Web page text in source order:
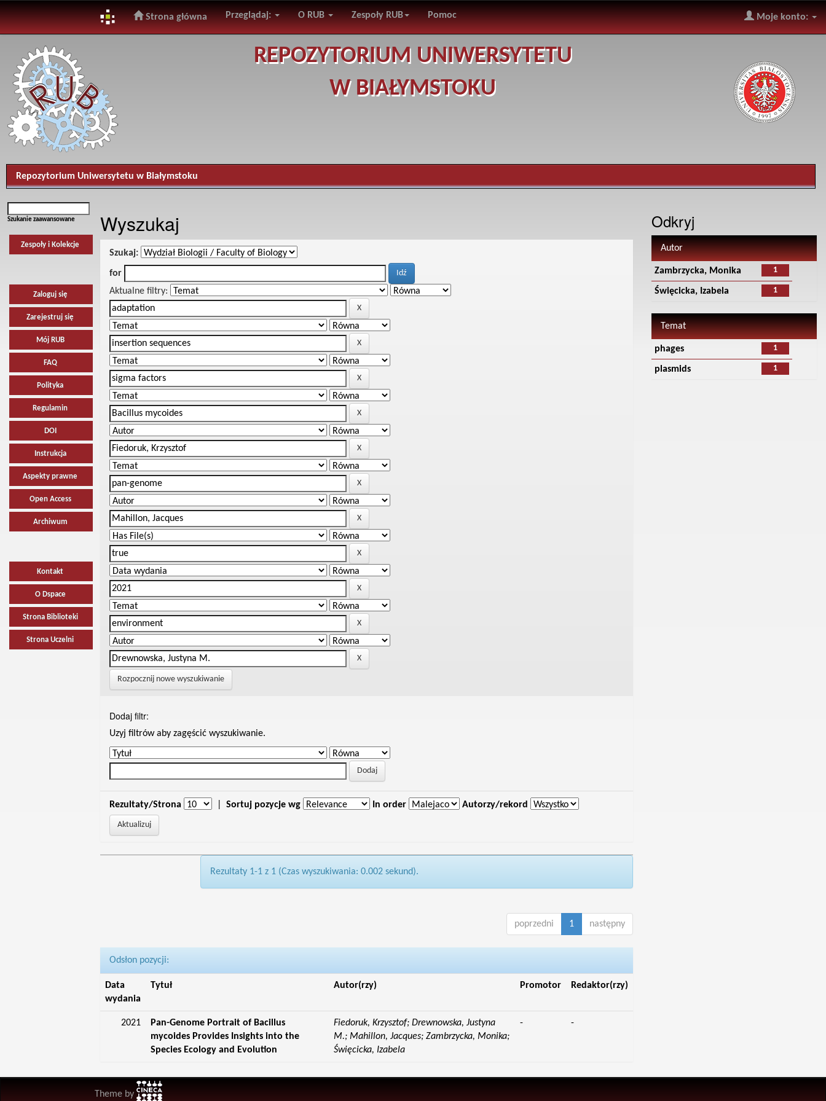
navigation
Strona główna Przeglądaj: O RUB Zespoły RUB Pomoc Moje konto:
REPOZYTORIUM UNIWERSYTETU
W BIAŁYMSTOKU
Repozytorium Uniwersytetu w Białymstoku
Szukanie zaawansowane
Zespoły i Kolekcje
Zaloguj się
Zarejestruj się
Mój RUB
FAQ
Polityka
Regulamin
DOI
Instrukcja
Aspekty prawne
Open Access
Archiwum
Kontakt
O Dspace
Strona Biblioteki
Strona Uczelni
Wyszukaj
Szukaj:
for
Aktualne filtry:
Rozpocznij nowe wyszukiwanie
Dodaj filtr:
Uzyj filtrów aby zagęścić wyszukiwanie.
Rezultaty/Strona Sortuj pozycje wg In order Autorzy/rekord
Rezultaty 1-1 z 1 (Czas wyszukiwania: 0.002 sekund).
poprzedni 1 następny
Odsłon pozycji:
Data
wydania
Tytuł Autor(rzy) Promotor Redaktor(rzy)
2021
Pan-Genome Portrait of Bacillus
mycoides Provides Insights into the
Species Ecology and Evolution
Fiedoruk, Krzysztof; Drewnowska, Justyna
M.; Mahillon, Jacques; Zambrzycka, Monika;
Święcicka, Izabela
- -
Odkryj
Autor
1
Zambrzycka, Monika
1
Święcicka, Izabela
Temat
1
phages
1
plasmids
Theme by